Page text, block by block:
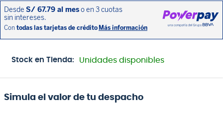
Stock en Tienda: Unidades disponibles
Simula el valor de tu despacho